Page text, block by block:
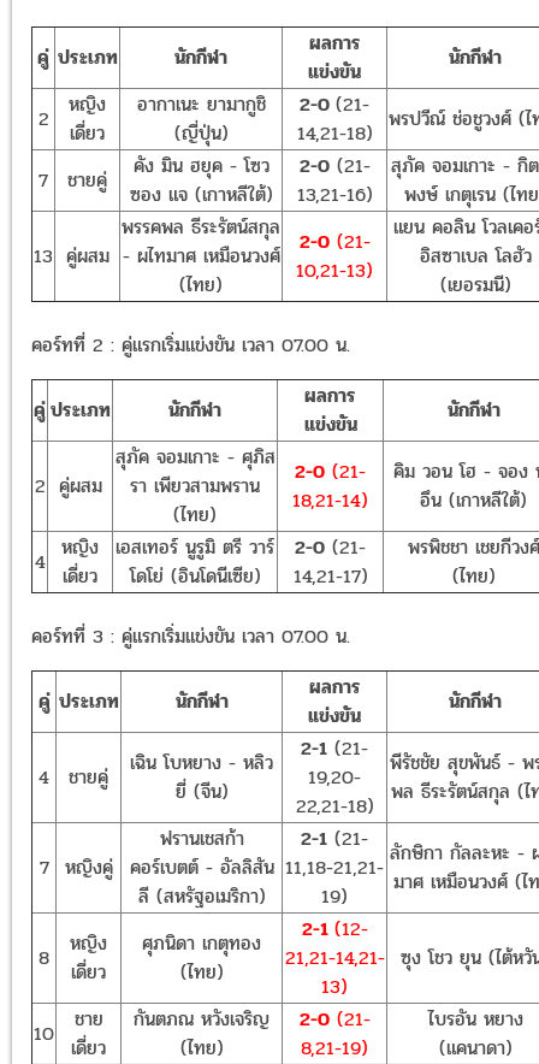
คู่ ประเภท นักกีฬา
ผลการ
แข่งขัน
นักกีฬา
2
หญิง
เดี่ยว
อากาเนะ ยามากูชิ
(ญี่ปุ่น)
2-0 (21-
14,21-18) พรปวีณ์ ช่อชูวงศ์ (
7 ชายคู่
คัง มิน ฮยุค - โซว
ซอง แจ (เกาหลีใต้)
2-0(21-
13,21-16)
สุภัค จอมเกาะ - กิ
พงษ์ เกตุเรน (ไท
13 คู่ผสม
พรรคพล ธีระรัตน์สกุล
- ผไทมาศ เหมือนวงศ์
(ไทย)
2-0(21-
10,21-13)
แยน คอลิน โวลเค
อิสซาเบล โลฮัว
(เยอรมนี)
คอร์ทที่ 2 : คู่แรกเริ่มแข่งขัน เวลา 07.00 น.
คู่ประเภท นักกีฬา
ผลการ
แข่งขัน
นักกีฬา
2 คู่ผสม
สุภัค จอมเกาะ - ศุภิส
รา เพียวสามพราน
(ไทย)
2-0 (21-
18,21-14)
คิม วอน โฮ - จอง
อึน (เกาหลีใต้)
4 หญิง
เดี่ยว
เอสเทอร์ นูรูมิ ตรี วาร์
โดโย่ (อินโดนีเซีย)
2-0 (21-
14,21-17)
พรพิชชา เชยกีวงศ์
(ไทย)
คอร์ทที่ 3 : คู่แรกเริ่มแข่งขัน เวลา 07.00 น.
คู่ ประเภท นักกีฬา
ผลการ
แข่งขัน
นักกีฬา
4 ชายคู่
เฉิน โบหยาง - หลิว
ยี่ (จีน)
2-1 (21-
19,20-
22,21-18)
พีรัชชัย สุขพันธ์ - พ
พล ธีระรัตน์สกุล (ไ
7 หญิงคู่
ฟรานเชสก้า
คอร์เบตต์ - อัลลิสัน
ลี (สหรัฐอเมริกา)
2-1 (21-
11,18-21,21-
19)
ลักษิกา กัลละหะ -
มาศ เหมือนวงศ์ (ไ
8
หญิง
เดี่ยว
ศุภนิดา เกตุทอง
(ไทย)
2-1 (12-
21,21-14,21-
13)
ซุง โชว ยุน (ไต้หวั
10
ชาย
เดี่ยว
กันตภณ หวังเจริญ
(ไทย)
2-0(21-
8,21-19)
ไบรอัน หยาง
(แคนาดา)